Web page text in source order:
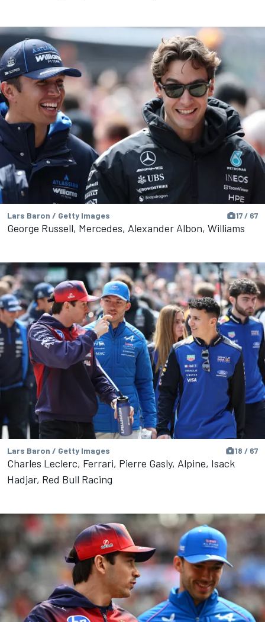
Lars Baron / Getty Images 17 / 67
George Russell, Mercedes, Alexander Albon, Williams
Lars Baron / Getty Images 18 / 67
Charles Leclerc, Ferrari, Pierre Gasly, Alpine, Isack
Hadjar, Red Bull Racing